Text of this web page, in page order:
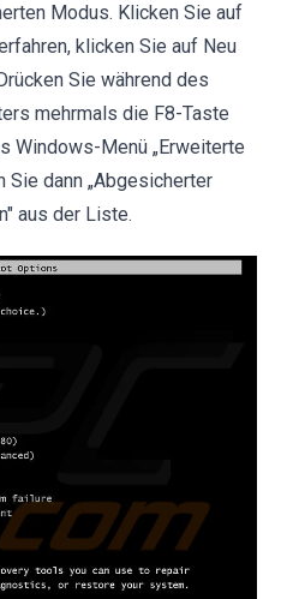
Modus. Klicken Sie auf
klicken Sie auf Neu
Sie während des
mehrmals die F8-Taste
Windows-Menü „Erweiterte
Sie dann „Abgesicherter
aus der Liste.